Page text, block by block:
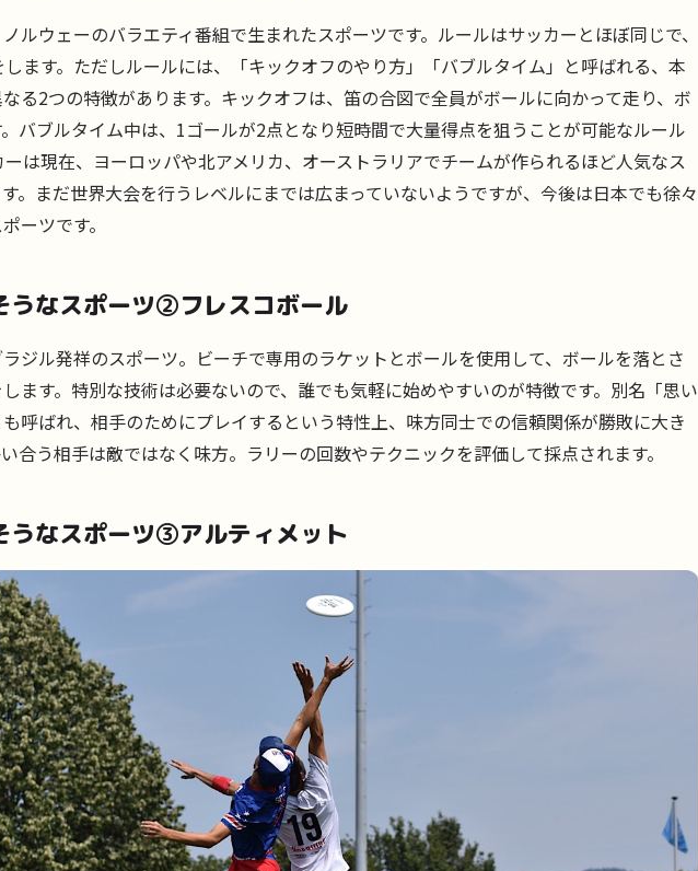
ルウェーのバラエティ番組で生まれたスポーツです。ルールはサッカーとほぼ同じで、
ます。ただしルールには、「キックオフのやり方」「バブルタイム」と呼ばれる、本
る2つの特徴があります。キックオフは、笛の合図で全員がボールに向かって走り、ボ
バブルタイム中は、1ゴールが2点となり短時間で大量得点を狙うことが可能なルール
は現在、ヨーロッパや北アメリカ、オーストラリアでチームが作られるほど人気なス
。まだ世界大会を行うレベルにまでは広まっていないようですが、今後は日本でも徐々
ーツです。
うなスポーツ②フレスコボール
ジル発祥のスポーツ。ビーチで専用のラケットとボールを使用して、ボールを落とさ
ます。特別な技術は必要ないので、誰でも気軽に始めやすいのが特徴です。別名「思い
呼ばれ、相手のためにプレイするという特性上、味方同士での信頼関係が勝敗に大き
合う相手は敵ではなく味方。ラリーの回数やテクニックを評価して採点されます。
うなスポーツ③アルティメット